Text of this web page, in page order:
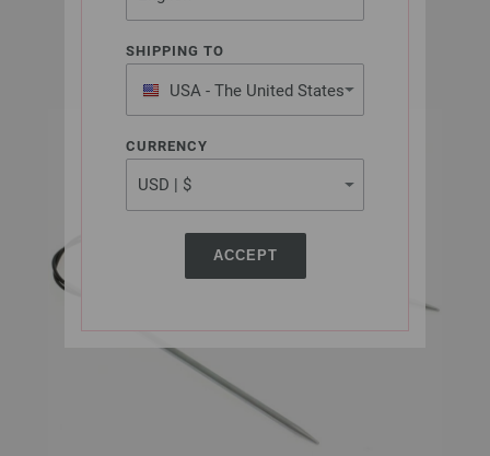
SHIPPING TO
USA - The United States
of America
CURRENCY
ACCEPT